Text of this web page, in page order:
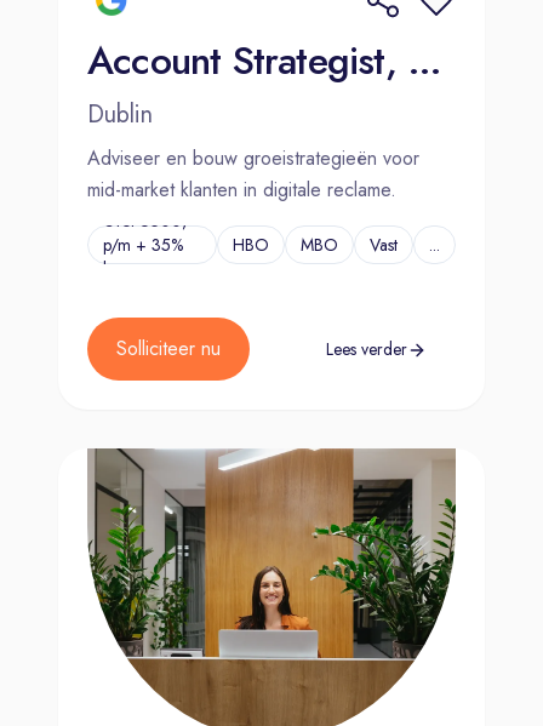
Account Strategist, Mid-Market Sales (French and Dutch)
Dublin
Adviseer en bouw groeistrategieën voor
mid-market klanten in digitale reclame.
€Tot 6500,-
p/m + 35%
bonus
HBO MBO Vast ...
Solliciteer nu Lees verder